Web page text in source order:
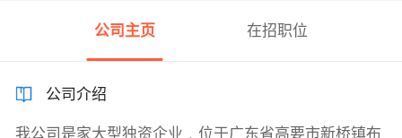
公司主页 在招职位
公司介绍
我公司是家大型独资企业﹐位于广东省高要市新桥镇布